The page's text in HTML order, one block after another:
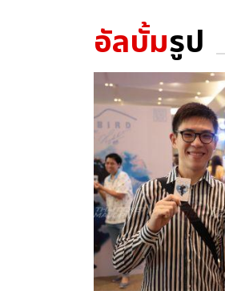
อัลบั้มรูป